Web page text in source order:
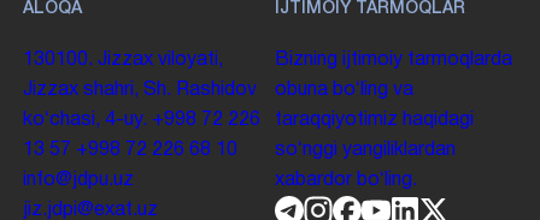
ALOQA
130100. Jizzax viloyati,
Jizzax shahri, Sh. Rashidov
koʻchasi, 4-uy. +998 72 226
13 57 +998 72 226 68 10
info@jdpu.uz
jiz.jdpi@exat.uz
IJTIMOIY TARMOQLAR
Bizning ijtimoiy tarmoqlarda
obuna boʻling va
taraqqiyotimiz haqidagi
soʻnggi yangiliklardan
xabardor boʻling.